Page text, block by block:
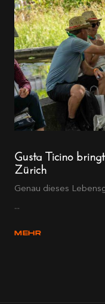
Gusta Ticino
Zürich
Genau dieses
...
MEHR